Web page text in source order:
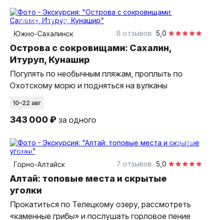
13 дней
авторский тур
Южно-Сахалинск
5,0
8 отзывов
Острова с сокровищами: Сахалин,
Итуруп, Кунашир
Погулять по необычным пляжам, проплыть по
Охотскому морю и подняться на вулканы
10–22 авг
343 000 ₽ за одного
7 дней
авторский тур
Горно-Алтайск
5,0
7 отзывов
Алтай: топовые места и скрытые
уголки
Прокатиться по Телецкому озеру, рассмотреть
«каменные грибы» и послушать горловое пение